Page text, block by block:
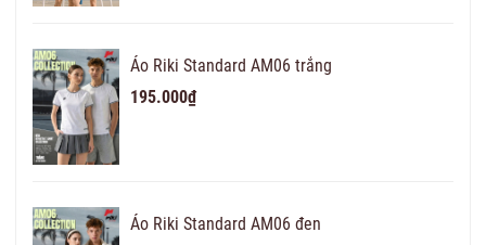
Áo Riki Standard AM06 trắng
195.000₫
Áo Riki Standard AM06 đen